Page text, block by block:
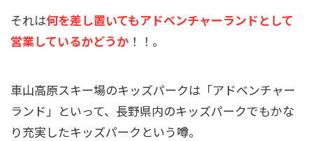
それは何を差し置いてもアドベンチャーランドとして
営業しているかどうか ！！。
車山高原スキー場のキッズパークは「アドベンチャー
ランド」といって、長野県内のキッズパークでもかな
り充実したキッズパークという噂。